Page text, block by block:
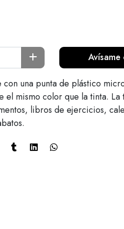
con una punta de plástico
el mismo color que la tinta. La
libros de ejercicios,